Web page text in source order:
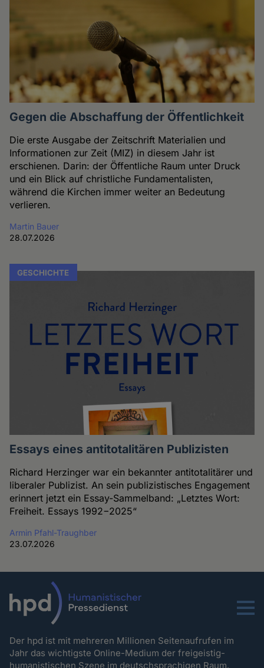
Gegen die Abschaffung der Öffentlichkeit
Die erste Ausgabe der Zeitschrift Materialien und
Informationen zur Zeit (MIZ) in diesem Jahr ist
erschienen. Darin: der Öffentliche Raum unter Druck
und ein Blick auf christliche Fundamentalisten,
während die Kirchen immer weiter an Bedeutung
verlieren.
Martin Bauer
28.07.2026
GESCHICHTE
Essays eines antitotalitären Publizisten
Richard Herzinger war ein bekannter antitotalitärer und
liberaler Publizist. An sein publizistisches Engagement
erinnert jetzt ein Essay-Sammelband: „Letztes Wort:
Freiheit. Essays 1992−2025“
Armin Pfahl-Traughber
23.07.2026
Menu
Der hpd ist mit mehreren Millionen Seitenaufrufen im
Jahr das wichtigste Online-Medium der freigeistig-
humanistischen Szene im deutschsprachigen Raum.